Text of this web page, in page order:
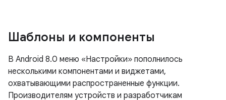
Шаблоны и компоненты
В Android 8.0 меню «Настройки» пополнилось
несколькими компонентами и виджетами,
охватывающими распространенные функции.
Производителям устройств и разработчикам